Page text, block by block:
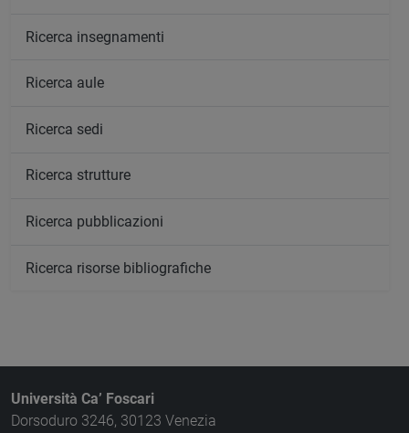
Ricerca insegnamenti
Ricerca aule
Ricerca sedi
Ricerca strutture
Ricerca pubblicazioni
Ricerca risorse bibliografiche
Università Ca’ Foscari
Dorsoduro 3246, 30123 Venezia